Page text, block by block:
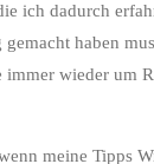
ich dadurch
haben
immer wieder um
meine Tipps